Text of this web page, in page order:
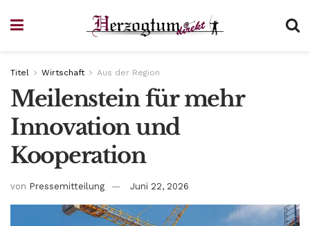
Titel Wirtschaft Aus der Region
Meilenstein für mehr
Innovation und
Kooperation
von Pressemitteilung Juni 22, 2026